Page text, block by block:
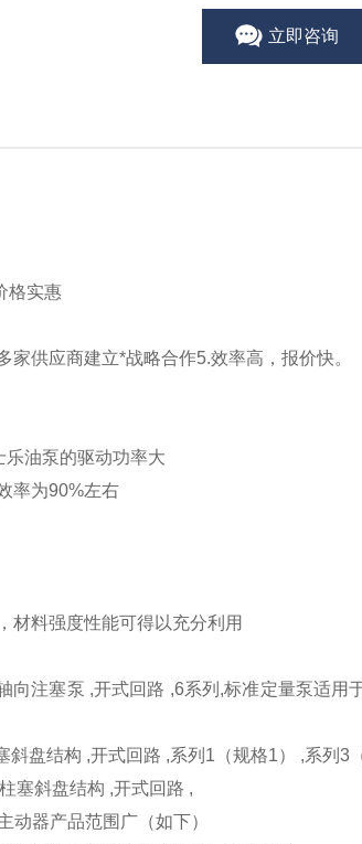
立即咨询
格实惠
供应商建立*战略合作5.效率高，报价快。
乐油泵的驱动功率大
率为90%左右
材料强度性能可得以充分利用
注塞泵 ,开式回路 ,6系列,标准定量泵适用
盘结构 ,开式回路 ,系列1（规格1） ,系列3
塞斜盘结构 ,开式回路 ,
动器产品范围广（如下）